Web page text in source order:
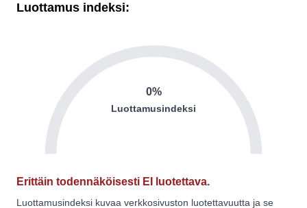
Luottamus indeksi:
0%
Luottamusindeksi
Erittäin todennäköisesti EI luotettava.
Luottamusindeksi kuvaa verkkosivuston luotettavuutta ja se